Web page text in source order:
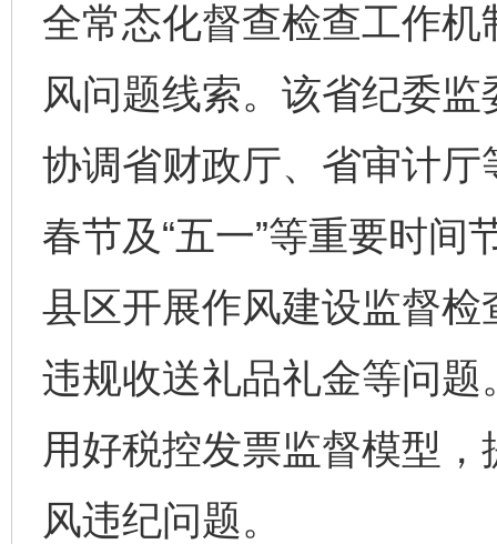
全常态化督查检查工作
风问题线索。该省纪委
协调省财政厅、省审计
春节及“五一”等重要时
县区开展作风建设监督
违规收送礼品礼金等问
用好税控发票监督模型
风违纪问题。